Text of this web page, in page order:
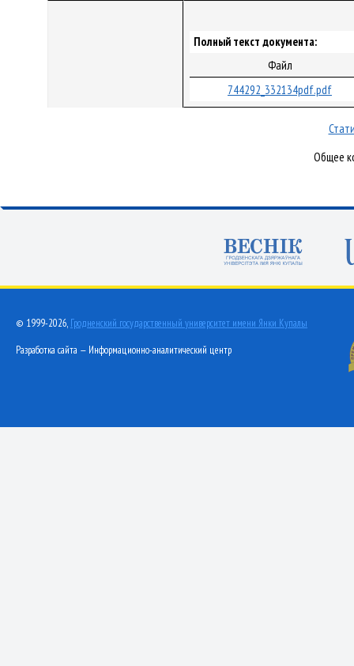
Полный текст документа:
Файл
744292_332134pdf.pdf
Общее
© 1999-2026, Гродненский государственный университет имени Янки Купалы
Разработка сайта — Информационно-аналитический центр